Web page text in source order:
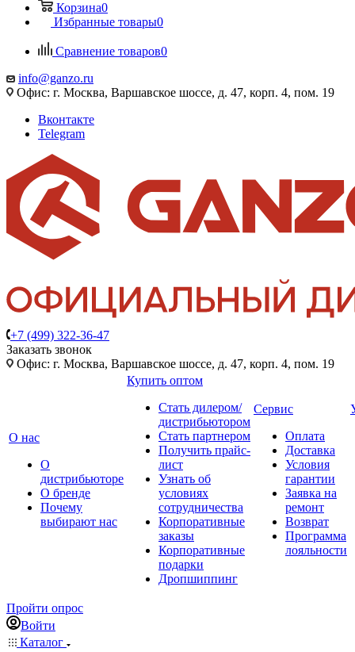
Корзина0
Избранные товары0
Сравнение товаров0
info@ganzo.ru
Офис: г. Москва, Варшавское шоссе, д. 47, корп. 4, пом. 19
Вконтакте
Telegram
+7 (499) 322-36-47
Заказать звонок
Офис: г. Москва, Варшавское шоссе, д. 47, корп. 4, пом. 19
О нас
О
дистрибьюторе
О бренде
Почему
выбирают нас
Купить оптом
Стать дилером/
дистрибьютором
Стать партнером
Получить прайс-
лист
Узнать об
условиях
сотрудничества
Корпоративные
заказы
Корпоративные
подарки
Дропшиппинг
Сервис
Оплата
Доставка
Условия
гарантии
Заявка на
ремонт
Возврат
Программа
лояльности
Пройти опрос
Войти
Каталог